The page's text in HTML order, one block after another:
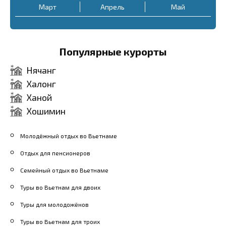
Март Апрель Май
Популярные курорты
Нячанг
Халонг
Ханой
Хошимин
Молодёжный отдых во Вьетнаме
Отдых для пенсионеров
Семейный отдых во Вьетнаме
Туры во Вьетнам для двоих
Туры для молодожёнов
Туры во Вьетнам для троих
например, от250 $
немного разнообразия, это
Ценовая категория от8 $
вьетнамские блюда,
Цены начинаются от
большую порцию.